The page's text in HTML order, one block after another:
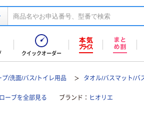
クイックオーダー
プ/洗面/バス/トイレ用品 タオル/バスマット/バ
ーブを全部見る ブランド ヒオリエ